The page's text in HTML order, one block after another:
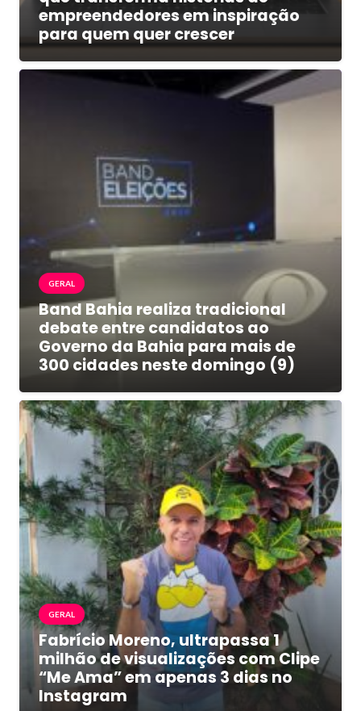
empreendedores em inspiração
para quem quer crescer
GERAL
Band Bahia realiza tradicional
debate entre candidatos ao
Governo da Bahia para mais de
300 cidades neste domingo (9)
GERAL
Fabrício Moreno, ultrapassa 1
milhão de visualizações com Clipe
“Me Ama” em apenas 3 dias no
Instagram